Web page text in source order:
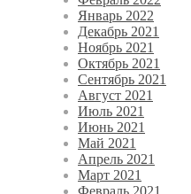
Январь 2022
Декабрь 2021
Ноябрь 2021
Октябрь 2021
Сентябрь 2021
Август 2021
Июль 2021
Июнь 2021
Май 2021
Апрель 2021
Март 2021
Февраль 2021